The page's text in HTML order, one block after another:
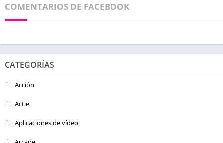
COMENTARIOS DE FACEBOOK
CATEGORÍAS
Acción
Actie
Aplicaciones de vídeo